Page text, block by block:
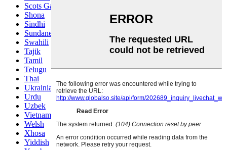
Scots Gaelic
Shona
Sindhi
Sundanese
Swahili
Tajik
Tamil
Telugu
Thai
Ukrainian
Urdu
Uzbek
Vietnamese
Welsh
Xhosa
Yiddish